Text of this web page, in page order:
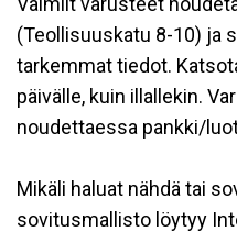
(Teollisuuskatu 8-10) ja
tarkemmat tiedot.
päivälle, kuin illallekin.
noudettaessa pankki/
Mikäli haluat nähdä tai
sovitusmallisto löytyy